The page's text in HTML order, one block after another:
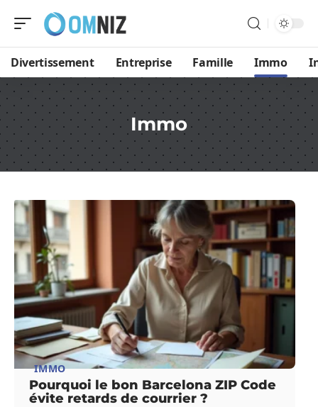
Divertissement Entreprise Famille Immo
Immo
IMMO
Pourquoi le bon Barcelona ZIP Code
évite retards de courrier ?